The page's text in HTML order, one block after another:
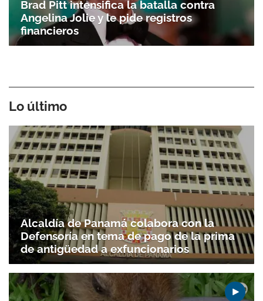
Brad Pitt intensifica la batalla contra
Angelina Jolie y le pide registros
financieros
Lo último
Alcaldía de Panamá colabora con la
Defensoría en tema de pago de la prima
de antigüedad a exfuncionarios